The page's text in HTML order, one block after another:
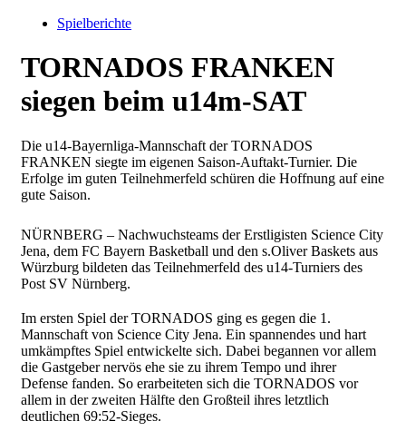
Spielberichte
TORNADOS FRANKEN
siegen beim u14m-SAT
Die u14-Bayernliga-Mannschaft der TORNADOS
FRANKEN siegte im eigenen Saison-Auftakt-Turnier. Die
Erfolge im guten Teilnehmerfeld schüren die Hoffnung auf eine
gute Saison.
NÜRNBERG – Nachwuchsteams der Erstligisten Science City
Jena, dem FC Bayern Basketball und den s.Oliver Baskets aus
Würzburg bildeten das Teilnehmerfeld des u14-Turniers des
Post SV Nürnberg.
Im ersten Spiel der TORNADOS ging es gegen die 1.
Mannschaft von Science City Jena. Ein spannendes und hart
umkämpftes Spiel entwickelte sich. Dabei begannen vor allem
die Gastgeber nervös ehe sie zu ihrem Tempo und ihrer
Defense fanden. So erarbeiteten sich die TORNADOS vor
allem in der zweiten Hälfte den Großteil ihres letztlich
deutlichen 69:52-Sieges.